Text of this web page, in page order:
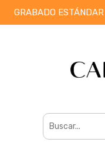
GRABADO